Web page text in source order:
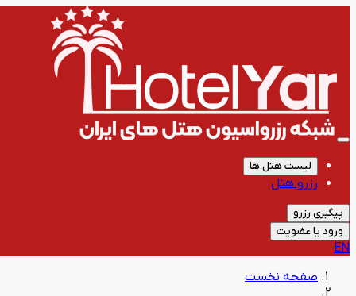
لیست هتل ها
رزرو هتل
پیگیری رزرو
ورود یا عضویت
EN
صفحه نخست